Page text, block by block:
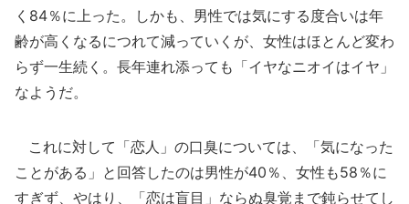
く84％に上った。しかも、男性では気にする度合いは年
齢が高くなるにつれて減っていくが、女性はほとんど変わ
らず一生続く。長年連れ添っても「イヤなニオイはイヤ」
なようだ。
これに対して「恋人」の口臭については、「気になった
ことがある」と回答したのは男性が40％、女性も58％に
すぎず、やはり、「恋は盲目」ならぬ臭覚まで鈍らせてし